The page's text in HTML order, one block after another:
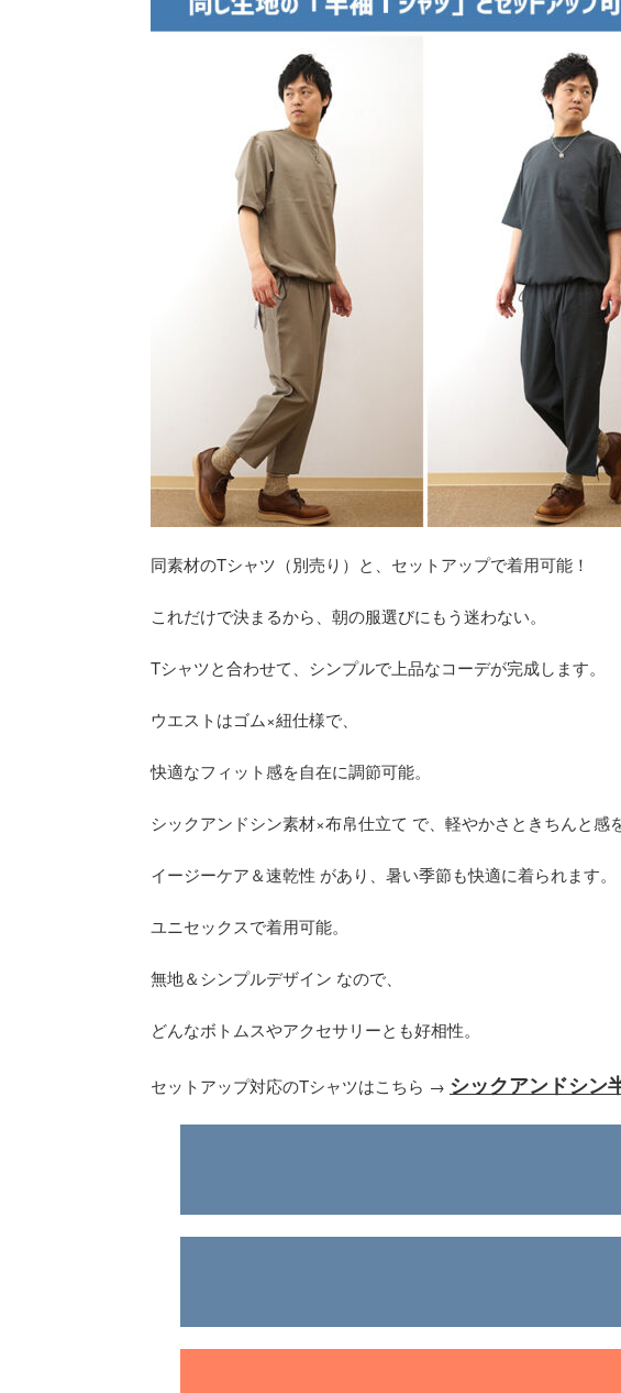
同素材のTシャツ（別売り）と、セットアップで着用可能！
これだけで決まるから、朝の服選びにもう迷わない。
Tシャツと合わせて、シンプルで上品なコーデが完成します。
ウエストはゴム×紐仕様で、
快適なフィット感を自在に調節可能。
シックアンドシン素材×布帛仕立て で、軽やかさときちんと感を
イージーケア＆速乾性 があり、暑い季節も快適に着られます。
ユニセックスで着用可能。
無地＆シンプルデザイン なので、
どんなボトムスやアクセサリーとも好相性。
セットアップ対応のTシャツはこちら → シックアンドシン